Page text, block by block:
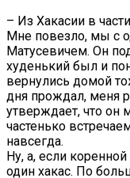
– Из Хакасии в
Мне повезло, мы с
Матусевичем. Он
худенький был и
вернулись домой
дня прождал, меня
утверждает, что
частенько
навсегда.
Ну, а, если
один хакас. По